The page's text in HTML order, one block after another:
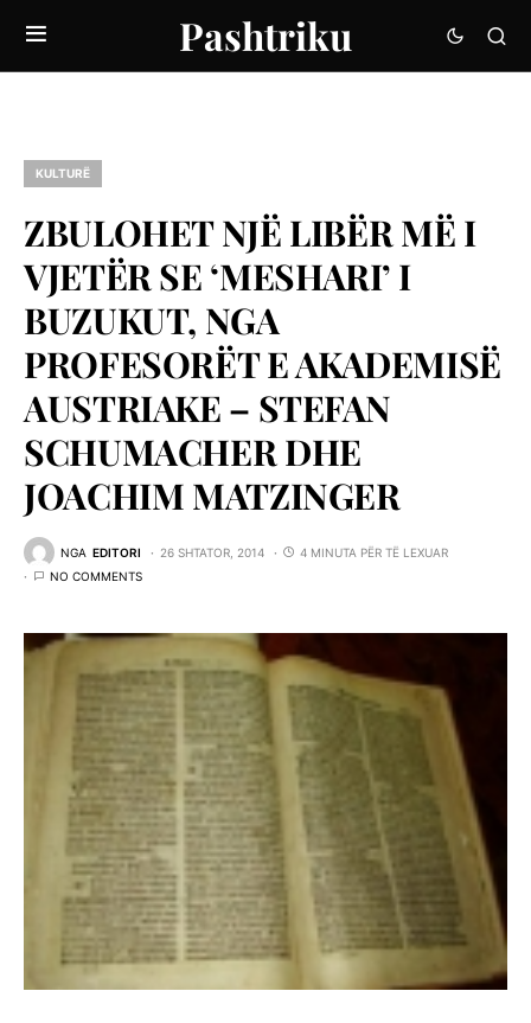
Pashtriku
KULTURË
ZBULOHET NJË LIBËR MË I
VJETËR SE ‘MESHARI’ I
BUZUKUT, NGA
PROFESORËT E AKADEMISË
AUSTRIAKE – STEFAN
SCHUMACHER DHE
JOACHIM MATZINGER
NGA EDITORI 26 SHTATOR, 2014
4 MINUTA PËR TË LEXUAR
NO COMMENTS